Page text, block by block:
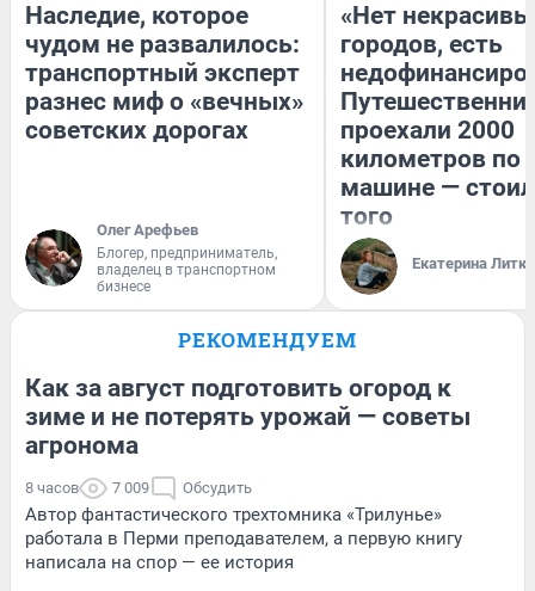
Наследие, которое
чудом не развалилось:
транспортный эксперт
разнес миф о «вечных»
советских дорогах
Олег Арефьев
Блогер, предприниматель,
владелец в транспортном
бизнесе
«Нет
городов, есть
проехали 2000
километров по
машине —
того
Екатерина
РЕКОМЕНДУЕМ
Как за август подготовить огород к
зиме и не потерять урожай — советы
агронома
8 часов 7 009 Обсудить
Автор фантастического трехтомника «Трилунье»
работала в Перми преподавателем, а первую книгу
написала на спор — ее история